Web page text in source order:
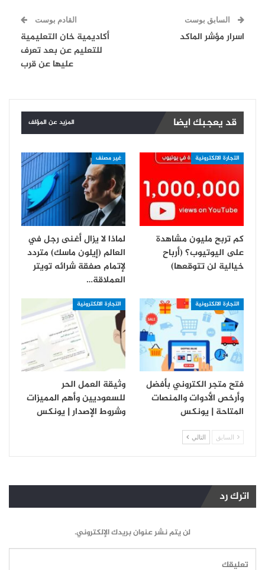
السابق بوست
اسرار مؤشر الماكد
القادم بوست
أكاديمية خان التعليمية
للتعليم عن بعد تعرف
عليها عن قرب
قد يعجبك ايضا المزيد عن المؤلف
التجارة الالكترونية
كم تربح مليون مشاهدة
على اليوتيوب؟ (أرباح
خيالية لن تتوقعها)
غير مصنف
لماذا لا يزال أغنى رجل في
العالم (إيلون ماسك) متردد
لإتمام صفقة شرائه تويتر
العملاقة…
التجارة الالكترونية
فتح متجر الكتروني بأفضل
وأرخص الأدوات والمنصات
المتاحة | يونكس
التجارة الالكترونية
وثيقة العمل الحر
للسعوديين وأهم المميزات
وشروط الإصدار | يونكس
السابق التالي
اترك رد
لن يتم نشر عنوان بريدك الإلكتروني.